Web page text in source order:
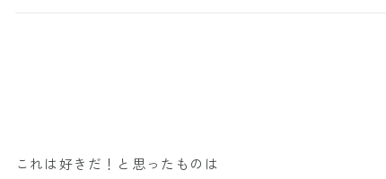
これは好きだ！と思ったものは